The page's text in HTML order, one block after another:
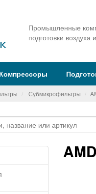
Промышленные
подготовки воздуха
Компрессоры
Субмикрофильтры